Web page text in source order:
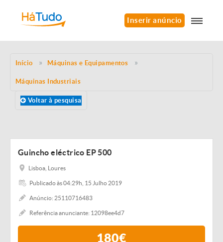
Inserir anúncio
Início Máquinas e Equipamentos
Máquinas Industriais
Voltar à pesquisa
Guincho eléctrico EP 500
Lisboa, Loures
Publicado às 04:29h, 15 Julho 2019
Anúncio: 25110716483
Referência anunciante: 12098ee4d7
180€